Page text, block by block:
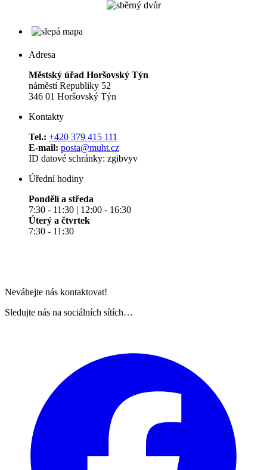
Adresa
Městský úřad Horšovský Týn
náměstí Republiky 52
346 01 Horšovský Týn
Kontakty
Tel.: +420 379 415 111
E-mail: posta@muht.cz
ID datové schránky: zgibvyv
Úřední hodiny
Pondělí a středa
7:30 - 11:30 | 12:00 - 16:30
Úterý a čtvrtek
7:30 - 11:30
Neváhejte nás kontaktovat!
Sledujte nás na sociálních sítích…